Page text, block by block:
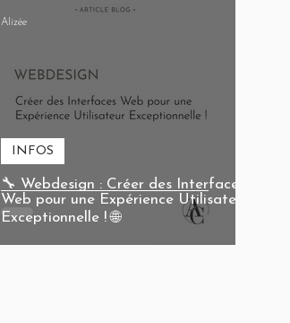
🔧 Webdesign : Créer des Interfaces
Web pour une Expérience Utilisateur
Exceptionnelle ! 🌐
INFOS
Alizée